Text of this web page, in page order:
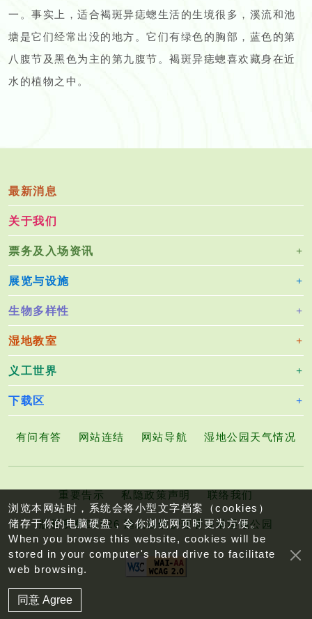
一。事实上，适合褐斑异痣蟌生活的生境很多，溪流和池
塘是它们经常出没的地方。它们有绿色的胸部，蓝色的第
八腹节及黑色为主的第九腹节。褐斑异痣蟌喜欢藏身在近
水的植物之中。
最新消息
关于我们
票务及入场资讯
展览与设施
生物多样性
湿地教室
义工世界
下载区
有问有答 网站连结 网站导航 湿地公园天气情况
重要告示 私隐政策声明 联络我们
版权所有©2026 渔农自然护理署香港湿地公园
浏览本网站时，系统会将小型文字档案（cookies）
储存于你的电脑硬盘，令你浏览网页时更为方便。
When you browse this website, cookies will be
stored in your computer's hard drive to facilitate
web browsing.
同意 Agree